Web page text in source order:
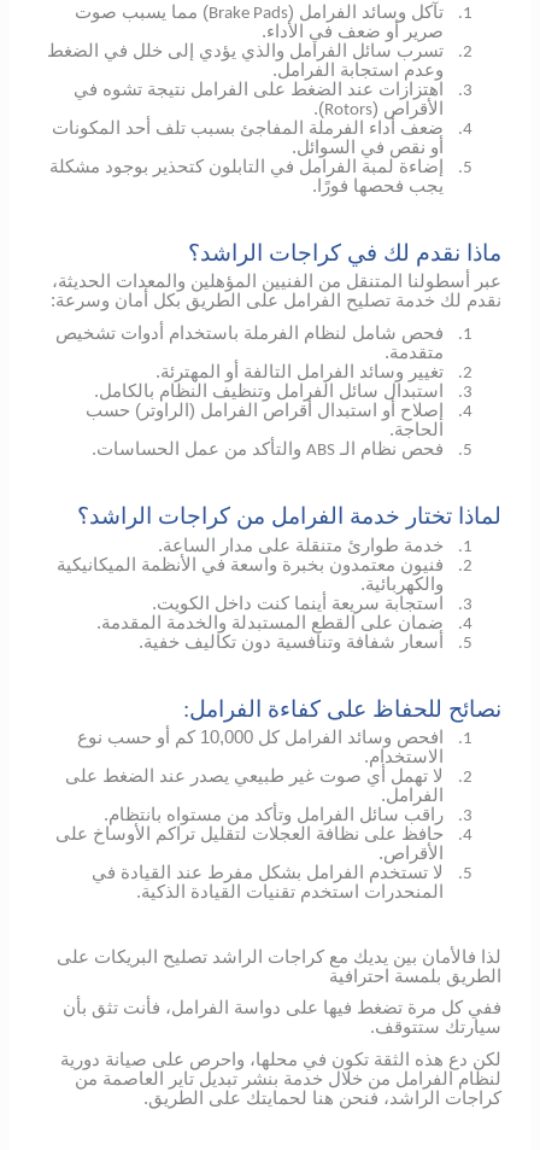
1. تآكل وسائد الفرامل (Brake Pads) مما يسبب صوت
صرير أو ضعف في الأداء.
2.
تسرب سائل الفرامل والذي يؤدي إلى خلل في الضغط
وعدم استجابة الفرامل.
3.
اهتزازات عند الضغط على الفرامل نتيجة تشوه في
الأقراص (Rotors
).
4.
ضعف أداء الفرملة المفاجئ بسبب تلف أحد المكونات
أو نقص في السوائل.
5.
إضاءة لمبة الفرامل في التابلون كتحذير بوجود مشكلة
يجب فحصها فورًا.
ماذا نقدم لك في كراجات الراشد؟
عبر أسطولنا المتنقل من الفنيين المؤهلين والمعدات الحديثة،
نقدم لك خدمة تصليح الفرامل على الطريق بكل أمان وسرعة:
1.
فحص شامل لنظام الفرملة باستخدام أدوات تشخيص
متقدمة.
2. تغيير وسائد الفرامل التالفة أو المهترئة.
3. استبدال سائل الفرامل وتنظيف النظام بالكامل.
4.
إصلاح أو استبدال أقراص الفرامل (الراوتر) حسب
الحاجة.
5. فحص نظام الـABS والتأكد من عمل الحساسات.
لماذا تختار خدمة الفرامل من كراجات الراشد؟
1. خدمة طوارئ متنقلة على مدار الساعة.
2.
فنيون معتمدون بخبرة واسعة في الأنظمة الميكانيكية
والكهربائية.
3. استجابة سريعة أينما كنت داخل الكويت.
4. ضمان على القطع المستبدلة والخدمة المقدمة.
5. أسعار شفافة وتنافسية دون تكاليف خفية.
نصائح للحفاظ على كفاءة الفرامل:
1.
افحص وسائد الفرامل كل 10,000 كم أو حسب نوع
الاستخدام.
2.
لا تهمل أي صوت غير طبيعي يصدر عند الضغط على
الفرامل.
3. راقب سائل الفرامل وتأكد من مستواه بانتظام.
4.
حافظ على نظافة العجلات لتقليل تراكم الأوساخ على
الأقراص.
5.
لا تستخدم الفرامل بشكل مفرط عند القيادة في
المنحدرات استخدم تقنيات القيادة الذكية.
لذا فالأمان بين يديك مع كراجات الراشد تصليح البريكات على
الطريق بلمسة احترافية
ففي كل مرة تضغط فيها على دواسة الفرامل، فأنت تثق بأن
سيارتك ستتوقف.
لكن دع هذه الثقة تكون في محلها، واحرص على صيانة دورية
لنظام الفرامل من خلال خدمة بنشر تبديل تاير العاصمة من
كراجات الراشد، فنحن هنا لحمايتك على الطريق.